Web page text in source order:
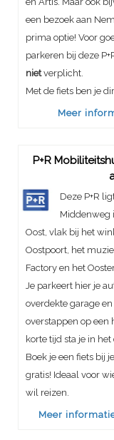
een bezoek aan
prima optie! Voor
parkeren bij deze
nietverplicht.
Met de fiets ben je
Meer
P+R
Deze P+R
Middenweg
Oost, vlak bij het
Oostpoort, het
Factory en het
Je parkeert hier je
overdekte garage
overstappen op een
korte tijd sta je in
Boek je een fiets bij
gratis! Ideaal voor
wil reizen.
Meer